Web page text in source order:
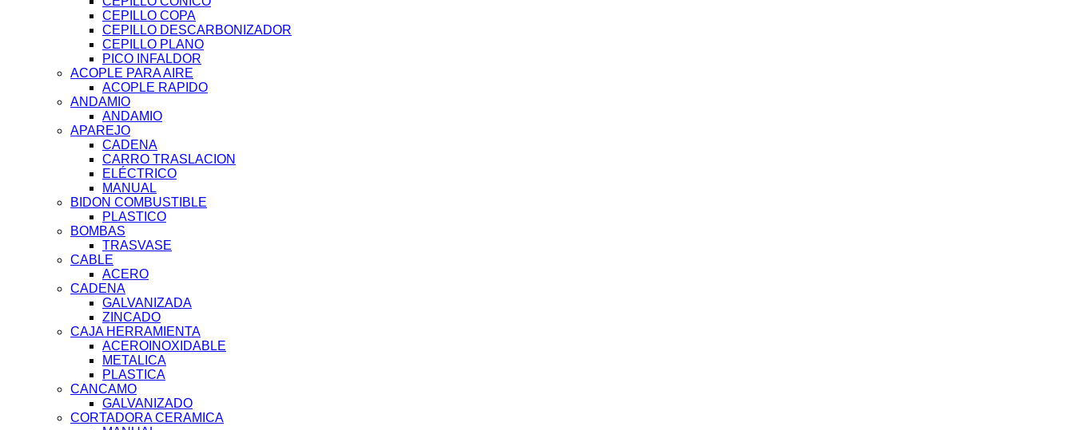
CEPILLO COPA
CEPILLO DESCARBONIZADOR
CEPILLO PLANO
PICO INFALDOR
ACOPLE PARA AIRE
ACOPLE RAPIDO
ANDAMIO
ANDAMIO
APAREJO
CADENA
CARRO TRASLACION
ELÉCTRICO
MANUAL
BIDON COMBUSTIBLE
PLASTICO
BOMBAS
TRASVASE
CABLE
ACERO
CADENA
GALVANIZADA
ZINCADO
CAJA HERRAMIENTA
ACEROINOXIDABLE
METALICA
PLASTICA
CANCAMO
GALVANIZADO
CORTADORA CERAMICA